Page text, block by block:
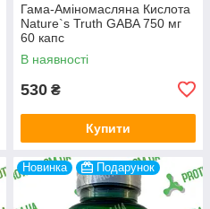
Гама-Аміномасляна Кислота
Nature`s Truth GABA 750 мг
60 капс
В наявності
530 ₴
Купити
Новинка Подарунок